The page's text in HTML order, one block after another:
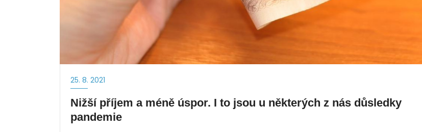
25. 8. 2021
Nižší příjem a méně úspor. I to jsou u některých z nás důsledky
pandemie